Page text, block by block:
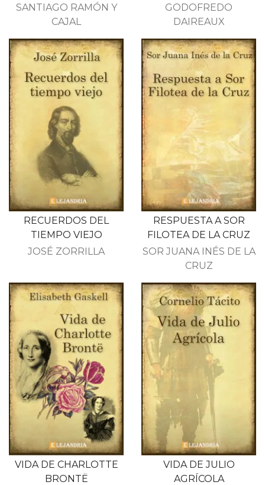
SANTIAGO RAMÓN Y
CAJAL
GODOFREDO
DAIREAUX
RECUERDOS DEL
TIEMPO VIEJO
JOSÉ ZORRILLA
RESPUESTA A SOR
FILOTEA DE LA CRUZ
SOR JUANA INÉS DE LA
CRUZ
VIDA DE CHARLOTTE
BRONTË
VIDA DE JULIO
AGRÍCOLA